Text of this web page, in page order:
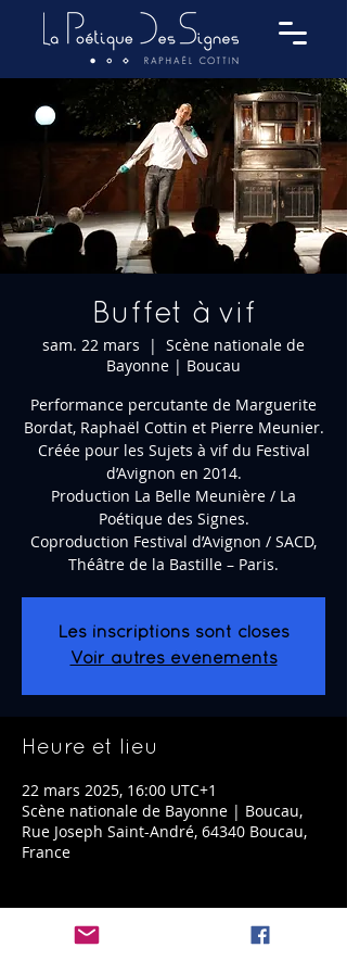
Buffet à vif
sam. 22 mars
  |
Scène nationale de
Bayonne | Boucau
Performance percutante de Marguerite
Bordat, Raphaël Cottin et Pierre Meunier.
Créée pour les Sujets à vif du Festival
d’Avignon en 2014.
Production La Belle Meunière / La
Poétique des Signes.
Coproduction Festival d’Avignon / SACD,
Théâtre de la Bastille – Paris.
Les inscriptions sont closes
Voir autres événements
Heure et lieu
22 mars 2025, 16:00 UTC+1
Scène nationale de Bayonne | Boucau,
Rue Joseph Saint-André, 64340 Boucau,
France